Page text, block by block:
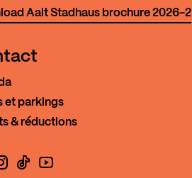
Aalt Stadhaus brochure 2026-2
et parkings
& réductions